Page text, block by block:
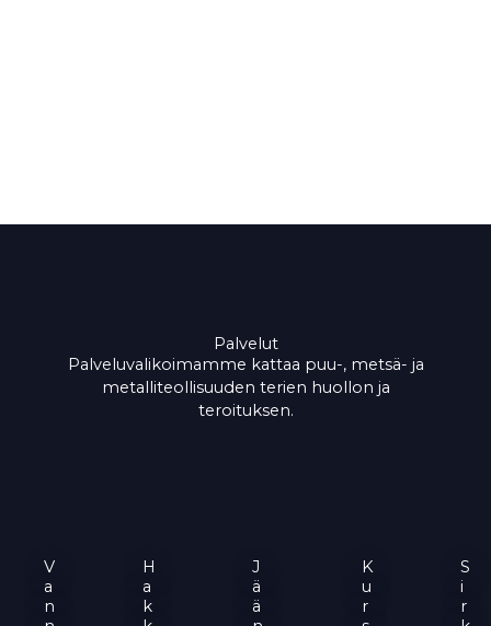
Palvelut
Palveluvalikoimamme kattaa puu-, metsä- ja
metalliteollisuuden terien huollon ja
teroituksen.
V
a
n
H
a
k
J
ä
ä
K
u
r
S
i
r